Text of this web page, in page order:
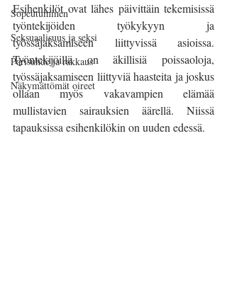
Sopeutuminen
Seksuaalisuus ja seksi
Parisuhde ja rakkaus
Näkymättömät oireet
Esihenkilöt ovat lähes päivittäin tekemisissä
työntekijöiden työkykyyn ja
työssäjaksamiseen liittyvissä asioissa.
Työntekijöillä on äkillisiä poissaoloja,
työssäjaksamiseen liittyviä haasteita ja joskus
ollaan myös vakavampien elämää
mullistavien sairauksien äärellä. Niissä
tapauksissa esihenkilökin on uuden edessä.